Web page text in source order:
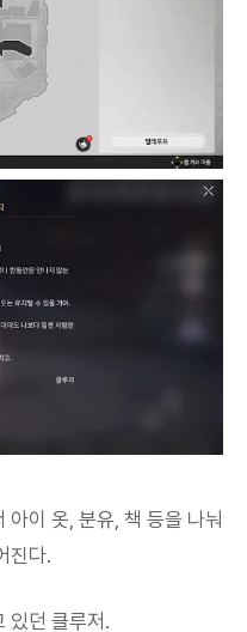
아이 옷, 분유, 책 등을 나눠
진다.
있던 클루저.